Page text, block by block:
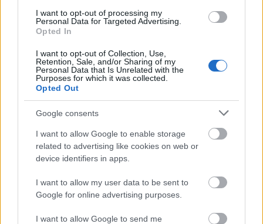
I want to opt-out of processing my
Personal Data for Targeted Advertising.
Opted In
I want to opt-out of Collection, Use,
Retention, Sale, and/or Sharing of my
Personal Data that Is Unrelated with the
Purposes for which it was collected.
Opted Out
Google consents
I want to allow Google to enable storage
related to advertising like cookies on web or
device identifiers in apps.
I want to allow my user data to be sent to
Google for online advertising purposes.
I want to allow Google to send me
ήσυχο σημείο, όπου το μόνο που ακούγεται είναι το
απαλό αεράκι και οι ήχοι του χωριού. Μπορείς να
παρκάρεις εύκολα ακριβώς απ’ έξω, καθώς ο
δρόμος προσφέρει πάντα διαθέσιμες θέσεις
στάθμευσης.